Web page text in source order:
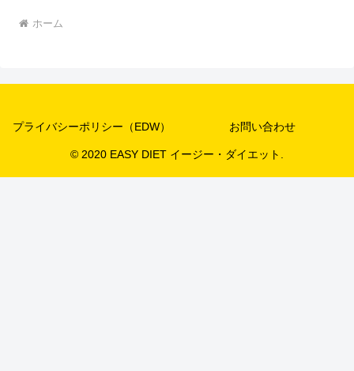
ホーム
プライバシーポリシー（EDW） お問い合わせ
© 2020 EASY DIET イージー・ダイエット.